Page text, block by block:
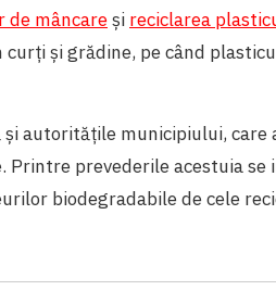
de mâncareși reciclarea
și grădine, pe când
autoritățile municipiului, care
Printre prevederile acestuia
biodegradabile de cele